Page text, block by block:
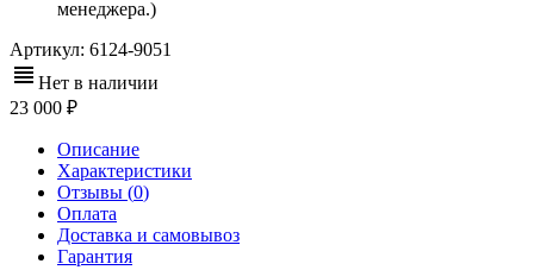
менеджера.)
Артикул: 6124-9051
Нет в наличии
23 000
Описание
Характеристики
Отзывы (0)
Оплата
Доставка и самовывоз
Гарантия